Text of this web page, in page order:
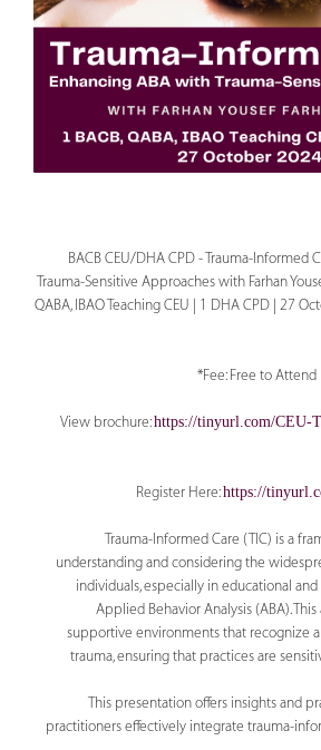
BACB CEU/DHA CPD - Trauma-Informed
Trauma-Sensitive Approaches with Farhan
QABA, IBAO Teaching CEU | 1 DHA CPD | 27
Fee: Free to Attend
View brochure:https://tinyurl.com/CEU-
Register Here:https://
Trauma-Informed Care (TIC) is a
understanding and considering the
individuals, especially in educational
Applied Behavior Analysis (ABA).
supportive environments that recognize
trauma, ensuring that practices are
This presentation offers insights and
practitioners effectively integrate trauma-